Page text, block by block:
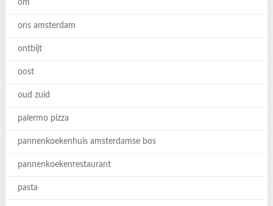
om
ons amsterdam
ontbijt
oost
oud zuid
palermo pizza
pannenkoekenhuis amsterdamse bos
pannenkoekenrestaurant
pasta